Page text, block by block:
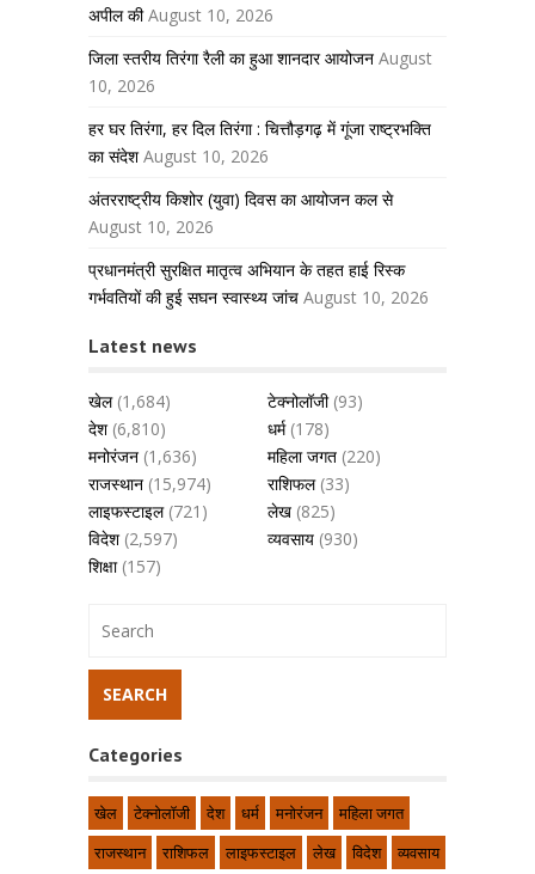
अपील की August 10, 2026
जिला स्तरीय तिरंगा रैली का हुआ शानदार आयोजन August
10, 2026
हर घर तिरंगा, हर दिल तिरंगा : चित्तौड़गढ़ में गूंजा राष्ट्रभक्ति
का संदेश August 10, 2026
अंतरराष्ट्रीय किशोर (युवा) दिवस का आयोजन कल से
August 10, 2026
प्रधानमंत्री सुरक्षित मातृत्व अभियान के तहत हाई रिस्क
गर्भवतियों की हुई सघन स्वास्थ्य जांच August 10, 2026
Latest news
खेल(1,684) टेक्नोलॉजी(93)
देश(6,810) धर्म(178)
मनोरंजन (1,636) महिला जगत (220)
राजस्थान (15,974) राशिफल(33)
लाइफस्टाइल(721) लेख (825)
विदेश(2,597) व्यवसाय (930)
शिक्षा(157)
Categories
खेल टेक्नोलॉजी देश धर्म मनोरंजन
महिला जगत
राजस्थान
राशिफल लाइफस्टाइल लेख विदेश
व्यवसाय